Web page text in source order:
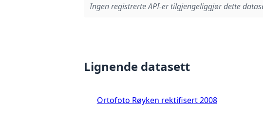
Ingen registrerte API-er tilgjengeliggjør dette
Lignende datasett
Ortofoto Røyken rektifisert 2008